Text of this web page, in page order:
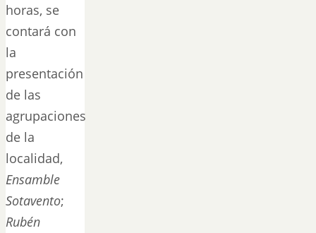
horas, se
contará con
la
presentación
de las
agrupaciones
de la
localidad,
Ensamble
Sotavento;
Rubén